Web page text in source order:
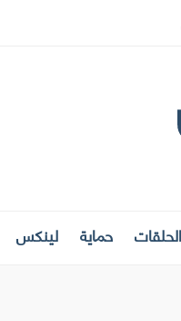
الحلقات حماية لينكس